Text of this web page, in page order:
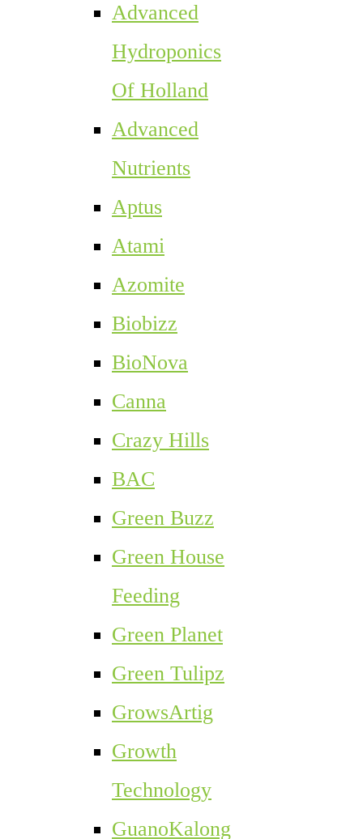
Advanced
Hydroponics
Of Holland
Advanced
Nutrients
Aptus
Atami
Azomite
Biobizz
BioNova
Canna
Crazy Hills
BAC
Green Buzz
Green House
Feeding
Green Planet
Green Tulipz
GrowsArtig
Growth
Technology
GuanoKalong